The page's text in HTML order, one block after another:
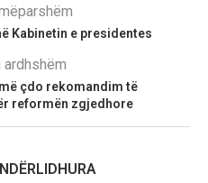
Kabinetin e presidentes
çdo rekomandim të
reformën zgjedhore